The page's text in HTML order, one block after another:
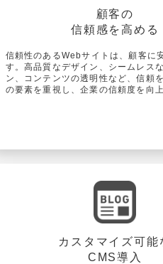
顧客の
信頼感を高める
信頼性のあるWebサイトは、顧客に
す。高品質なデザイン、シームレス
ン、コンテンツの透明性など、信頼
の要素を重視し、企業の信頼度を向
カスタマイズ可能
CMS導入